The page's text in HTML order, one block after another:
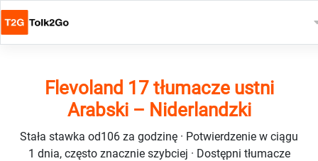
Flevoland 17 tłumacze ustni
Arabski – Niderlandzki
Stała stawka od106 za godzinę · Potwierdzenie w ciągu
1 dnia, często znacznie szybciej · Dostępni tłumacze